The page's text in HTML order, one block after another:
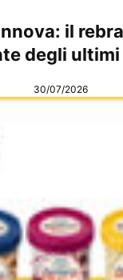
il
degli ultimi
30/07/2026